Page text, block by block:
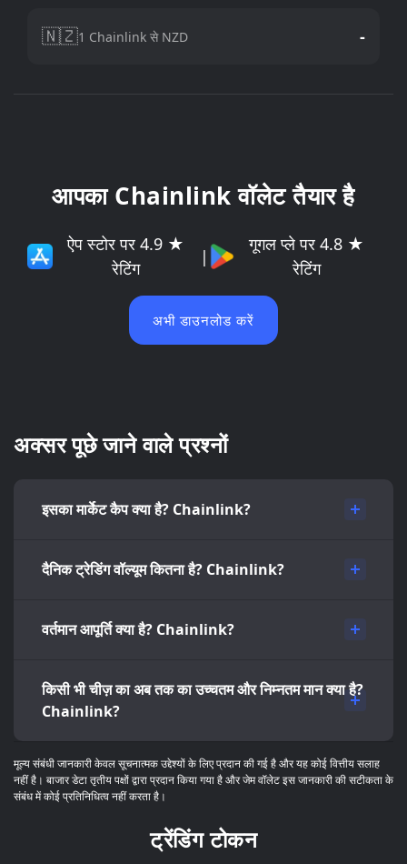
🇳🇿1 Chainlink से NZD -
आपका Chainlink वॉलेट तैयार है
ऐप स्टोर पर 4.9 ★
रेटिंग
|
गूगल प्ले पर 4.8 ★
रेटिंग
अभी डाउनलोड करें
अक्सर पूछे जाने वाले प्रश्नों
इसका मार्केट कैप क्या है? Chainlink?
दैनिक ट्रेडिंग वॉल्यूम कितना है? Chainlink?
वर्तमान आपूर्ति क्या है? Chainlink?
किसी भी चीज़ का अब तक का उच्चतम और निम्नतम मान क्या है?
Chainlink?
मूल्य संबंधी जानकारी केवल सूचनात्मक उद्देश्यों के लिए प्रदान की गई है और यह कोई वित्तीय सलाह
नहीं है। बाजार डेटा तृतीय पक्षों द्वारा प्रदान किया गया है और जेम वॉलेट इस जानकारी की सटीकता के
संबंध में कोई प्रतिनिधित्व नहीं करता है।
ट्रेंडिंग टोकन